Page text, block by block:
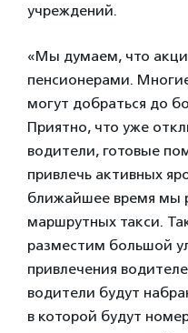
учреждений.
«Мы думаем, что
пенсионерами.
могут добраться до
Приятно, что уже
водители, готовые
привлечь активных
ближайшее время мы
маршрутных такси.
разместим большой
привлечения
водители будут
в которой будут